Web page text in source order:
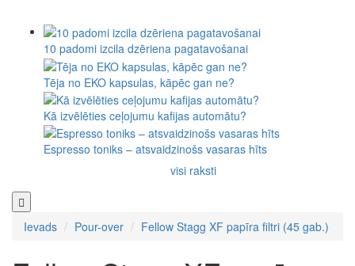
10 padomi izcila dzēriena pagatavošanai
Tēja no EKO kapsulas, kāpēc gan ne?
Kā izvēlēties ceļojumu kafijas automātu?
Espresso toniks – atsvaidzinošs vasaras hīts
visi raksti
Ievads Pour-over Fellow Stagg XF papīra filtri (45 gab.)